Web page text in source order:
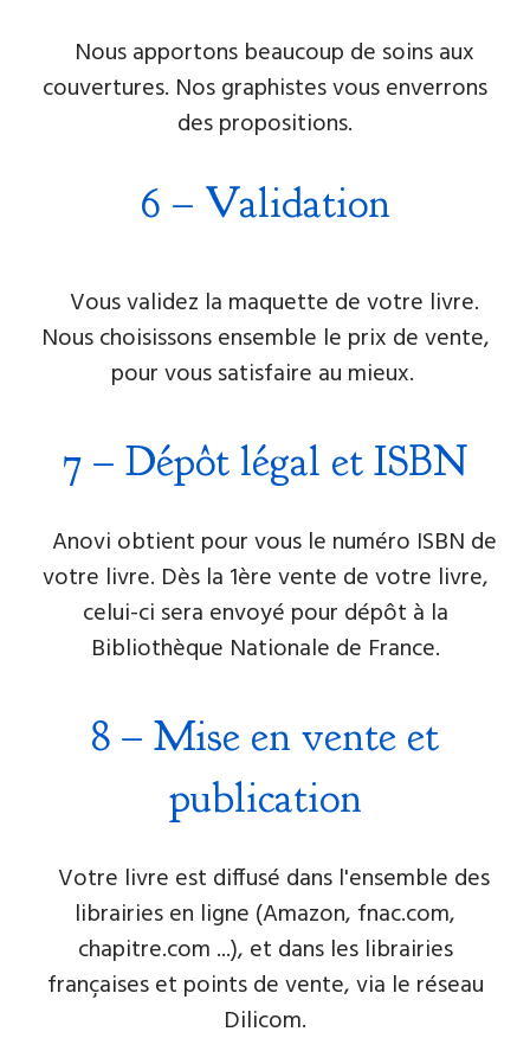
Nous apportons beaucoup de soins aux
couvertures. Nos graphistes vous enverrons
des propositions.
6 – Validation
Vous validez la maquette de votre livre.
Nous choisissons ensemble le prix de vente,
pour vous satisfaire au mieux.
7 – Dépôt légal et ISBN
Anovi obtient pour vous le numéro ISBN de
votre livre. Dès la 1ère vente de votre livre,
celui-ci sera envoyé pour dépôt à la
Bibliothèque Nationale de France.
8 – Mise en vente et
publication
Votre livre est diffusé dans l'ensemble des
librairies en ligne (Amazon, fnac.com,
chapitre.com ...), et dans les librairies
françaises et points de vente, via le​ réseau
Dilicom.